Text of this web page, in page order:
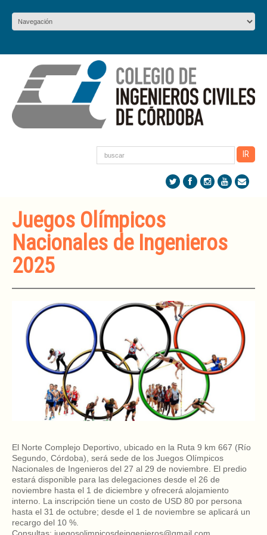
Juegos Olímpicos
Nacionales de Ingenieros
2025
El Norte Complejo Deportivo, ubicado en la Ruta 9 km 667 (Río
Segundo, Córdoba), será sede de los Juegos Olímpicos
Nacionales de Ingenieros del 27 al 29 de noviembre. El predio
estará disponible para las delegaciones desde el 26 de
noviembre hasta el 1 de diciembre y ofrecerá alojamiento
interno. La inscripción tiene un costo de USD 80 por persona
hasta el 31 de octubre; desde el 1 de noviembre se aplicará un
recargo del 10 %.